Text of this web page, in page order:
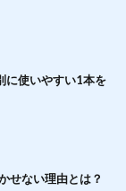
に使いやすい1本を
せない理由とは？